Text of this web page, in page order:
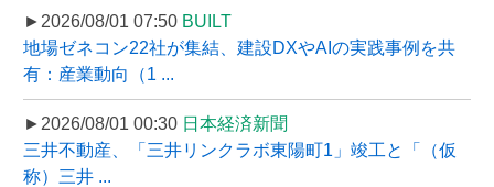
►2026/08/01 07:50 BUILT
地場ゼネコン22社が集結、建設DXやAIの実践事例を共
有：産業動向（1 ...
►2026/08/01 00:30 日本経済新聞
三井不動産、「三井リンクラボ東陽町1」竣工と「（仮
称）三井 ...